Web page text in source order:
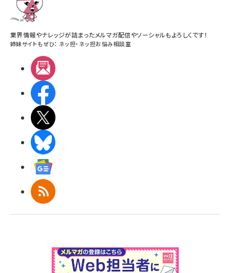
業界情報やナレッジが詰まったメルマガ配信やソーシャルもよろしくです！
姉妹サイトもぜひ： ネッ担・ ネッ担お悩み相談室
RSS